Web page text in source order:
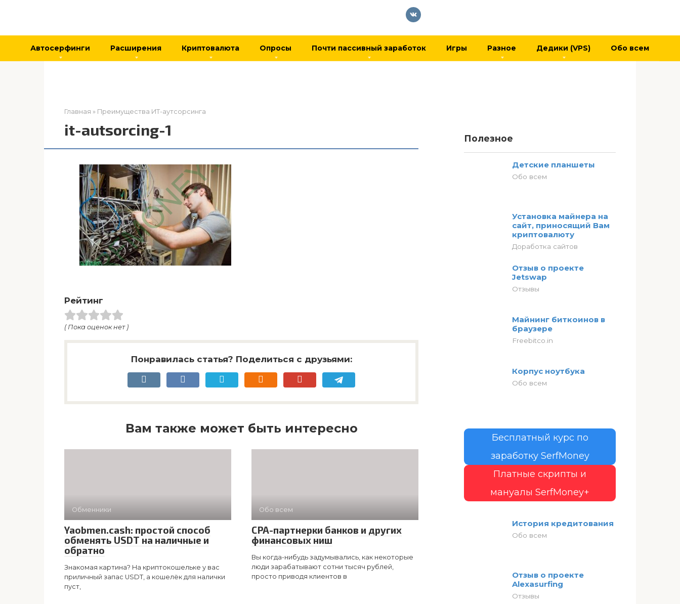
Автосерфинги Расширения Криптовалюта Опросы Почти пассивный заработок Игры Разное Дедики (VPS) Обо всем
Главная » Преимущества ИТ-аутсорсинга
it-autsorcing-1
Рейтинг
( Пока оценок нет )
Понравилась статья? Поделиться с друзьями:
Вам также может быть интересно
Обменники
Yaobmen.cash: простой способ
обменять USDT на наличные и
обратно
Знакомая картина? На криптокошельке у вас
приличный запас USDT, а кошелёк для налички
пуст,
Обо всем
CPA-партнерки банков и других
финансовых ниш
Вы когда-нибудь задумывались, как некоторые
люди зарабатывают сотни тысяч рублей,
просто приводя клиентов в
Полезное
Детские планшеты
Обо всем
Установка майнера на
сайт, приносящий Вам
криптовалюту
Доработка сайтов
Отзыв о проекте
Jetswap
Отзывы
Майнинг биткоинов в
браузере
Freebitco.in
Корпус ноутбука
Обо всем
Бесплатный курс по
заработку SerfMoney
Платные скрипты и
мануалы SerfMoney+
История кредитования
Обо всем
Отзыв о проекте
Alexasurfing
Отзывы